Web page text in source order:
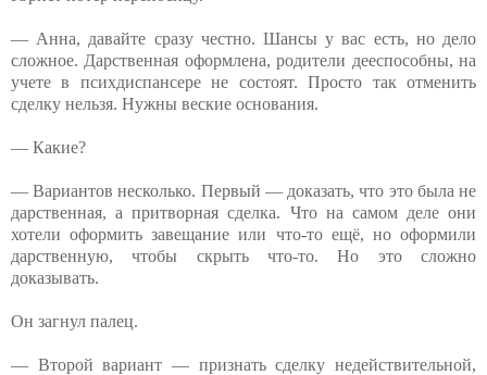
— Анна, давайте сразу честно. Шансы у вас есть, но дело
сложное. Дарственная оформлена, родители дееспособны, на
учете в психдиспансере не состоят. Просто так отменить
сделку нельзя. Нужны веские основания.
— Какие?
— Вариантов несколько. Первый — доказать, что это была не
дарственная, а притворная сделка. Что на самом деле они
хотели оформить завещание или что-то ещё, но оформили
дарственную, чтобы скрыть что-то. Но это сложно
доказывать.
Он загнул палец.
— Второй вариант — признать сделку недействительной,